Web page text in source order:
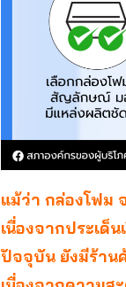
แม้ว่า กล่องโฟม
เนื่องจากประเด็
ปัจจุบัน ยังมีร้าน